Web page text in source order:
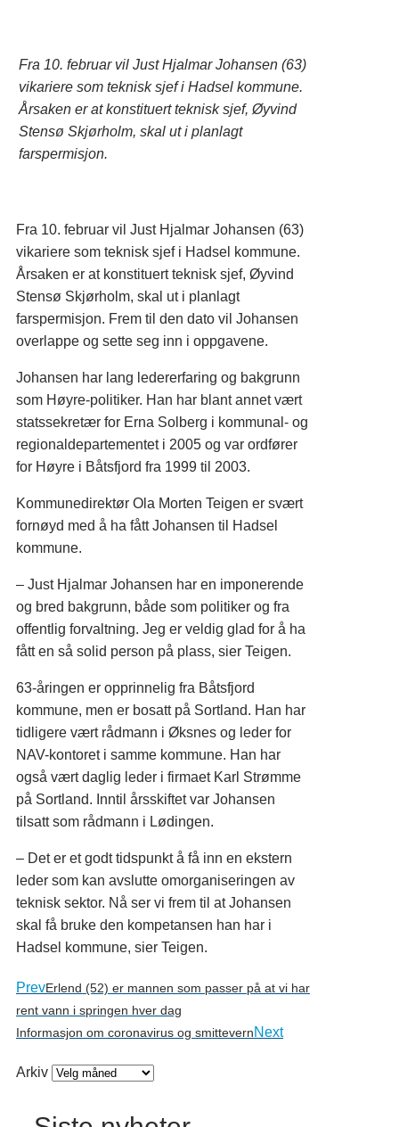
Fra 10. februar vil Just Hjalmar Johansen (63)
vikariere som teknisk sjef i Hadsel kommune.
Årsaken er at konstituert teknisk sjef, Øyvind
Stensø Skjørholm, skal ut i planlagt
farspermisjon.
Fra 10. februar vil Just Hjalmar Johansen (63)
vikariere som teknisk sjef i Hadsel kommune.
Årsaken er at konstituert teknisk sjef, Øyvind
Stensø Skjørholm, skal ut i planlagt
farspermisjon. Frem til den dato vil Johansen
overlappe og sette seg inn i oppgavene.
Johansen har lang ledererfaring og bakgrunn
som Høyre-politiker. Han har blant annet vært
statssekretær for Erna Solberg i kommunal- og
regionaldepartementet i 2005 og var ordfører
for Høyre i Båtsfjord fra 1999 til 2003.
Kommunedirektør Ola Morten Teigen er svært
fornøyd med å ha fått Johansen til Hadsel
kommune.
– Just Hjalmar Johansen har en imponerende
og bred bakgrunn, både som politiker og fra
offentlig forvaltning. Jeg er veldig glad for å ha
fått en så solid person på plass, sier Teigen.
63-åringen er opprinnelig fra Båtsfjord
kommune, men er bosatt på Sortland. Han har
tidligere vært rådmann i Øksnes og leder for
NAV-kontoret i samme kommune. Han har
også vært daglig leder i firmaet Karl Strømme
på Sortland. Inntil årsskiftet var Johansen
tilsatt som rådmann i Lødingen.
– Det er et godt tidspunkt å få inn en ekstern
leder som kan avslutte omorganiseringen av
teknisk sektor. Nå ser vi frem til at Johansen
skal få bruke den kompetansen han har i
Hadsel kommune, sier Teigen.
PrevErlend (52) er mannen som passer på at vi har
rent vann i springen hver dag
Informasjon om coronavirus og smittevernNext
Arkiv